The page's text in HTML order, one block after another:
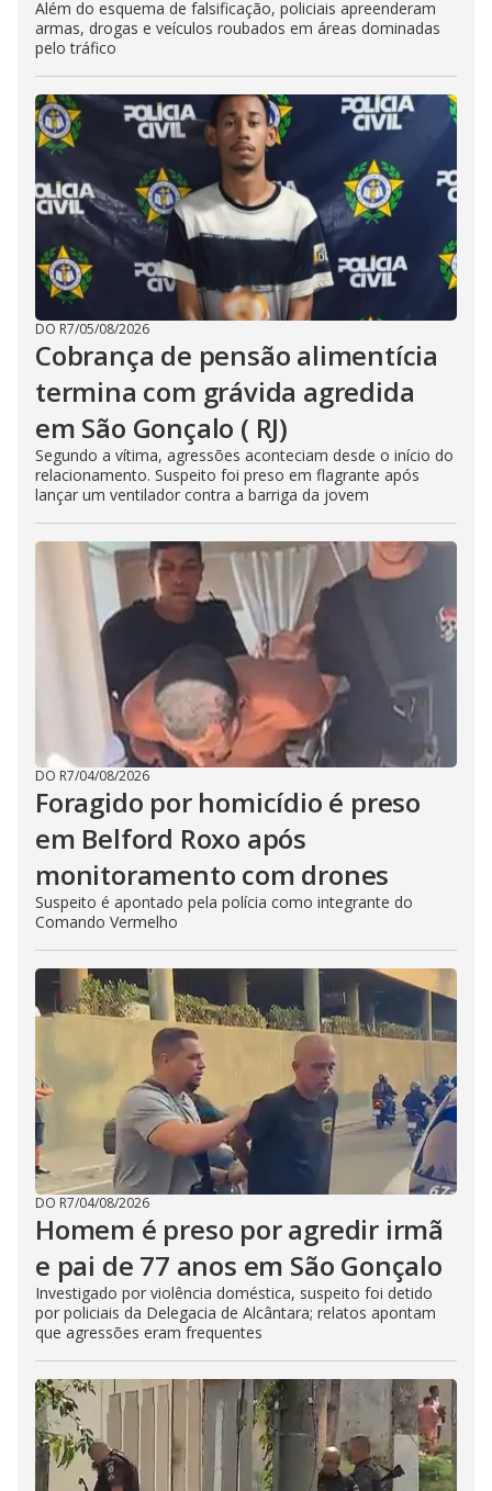
Além do esquema de falsificação, policiais apreenderam
armas, drogas e veículos roubados em áreas dominadas
pelo tráfico
DO R7/05/08/2026
Cobrança de pensão alimentícia
termina com grávida agredida
em São Gonçalo ( RJ)
Segundo a vítima, agressões aconteciam desde o início do
relacionamento. Suspeito foi preso em flagrante após
lançar um ventilador contra a barriga da jovem
DO R7/04/08/2026
Foragido por homicídio é preso
em Belford Roxo após
monitoramento com drones
Suspeito é apontado pela polícia como integrante do
Comando Vermelho
DO R7/04/08/2026
Homem é preso por agredir irmã
e pai de 77 anos em São Gonçalo
Investigado por violência doméstica, suspeito foi detido
por policiais da Delegacia de Alcântara; relatos apontam
que agressões eram frequentes